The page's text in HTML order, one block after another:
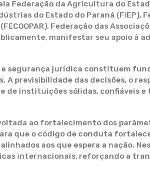
Federação da Agricultura do
do Estado do Paraná (FIEP),
Federação das
manifestar seu apoio à
e segurança jurídica constituem
previsibilidade das decisões, o
de instituições sólidas, confiáveis e
ao fortalecimento dos
que o código de conduta
aos que espera a nação.
internacionais, reforçando a